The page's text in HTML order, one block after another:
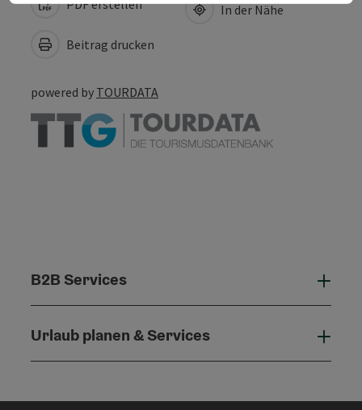
PDF erstellen
Beitrag drucken
In der Nähe
powered by TOURDATA
B2B Services
Urlaub planen & Services